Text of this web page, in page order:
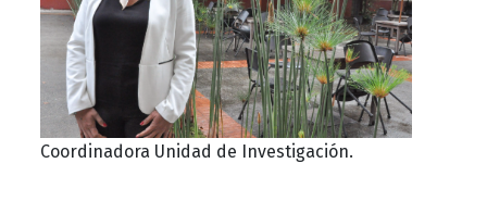
Coordinadora Unidad de Investigación.